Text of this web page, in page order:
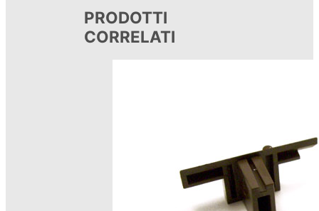
PRODOTTI
CORRELATI